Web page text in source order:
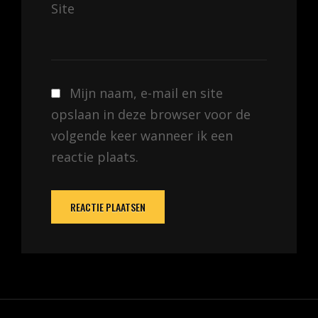
Site
Mijn naam, e-mail en site
opslaan in deze browser voor de
volgende keer wanneer ik een
reactie plaats.